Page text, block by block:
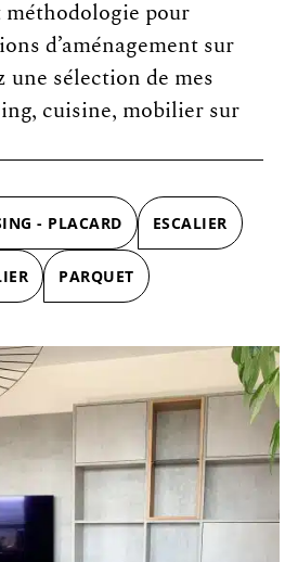
pour
d’aménagement sur
une sélection de mes
cuisine, mobilier sur
- PLACARD ESCALIER
PARQUET